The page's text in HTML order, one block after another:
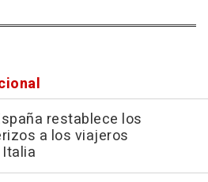
restablece los
a los viajeros